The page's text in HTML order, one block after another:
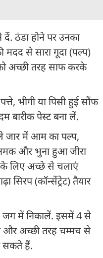
ठंडा होने पर उनका
से सारा गूदा (पल्प)
अच्छी तरह साफ करके
भीगी या पिसी हुई सौंफ
बारीक पेस्ट बना लें.
जार में आम का पल्प,
और भुना हुआ जीरा
के लिए अच्छे से चलाएं
सिरप (कॉन्सेंट्रेट) तैयार
जग में निकालें. इसमें 4 से
और अच्छी तरह चम्मच से
सकते हैं.